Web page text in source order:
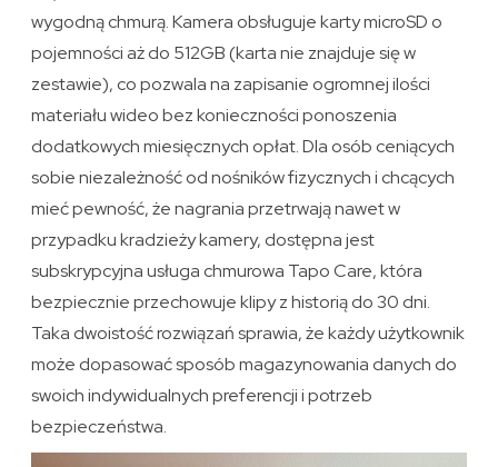
wygodną chmurą. Kamera obsługuje karty microSD o
pojemności aż do 512GB (karta nie znajduje się w
zestawie), co pozwala na zapisanie ogromnej ilości
materiału wideo bez konieczności ponoszenia
dodatkowych miesięcznych opłat. Dla osób ceniących
sobie niezależność od nośników fizycznych i chcących
mieć pewność, że nagrania przetrwają nawet w
przypadku kradzieży kamery, dostępna jest
subskrypcyjna usługa chmurowa Tapo Care, która
bezpiecznie przechowuje klipy z historią do 30 dni.
Taka dwoistość rozwiązań sprawia, że każdy użytkownik
może dopasować sposób magazynowania danych do
swoich indywidualnych preferencji i potrzeb
bezpieczeństwa.